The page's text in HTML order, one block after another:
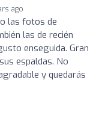
ago
las fotos de
las de recién
enseguida. Gran
espaldas. No
y quedarás